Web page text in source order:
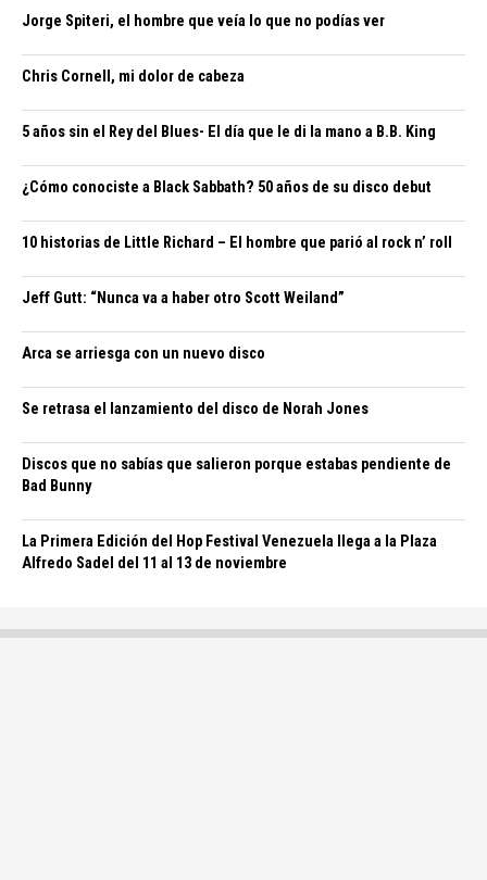
Jorge Spiteri, el hombre que veía lo que no podías ver
Chris Cornell, mi dolor de cabeza
5 años sin el Rey del Blues- El día que le di la mano a B.B. King
¿Cómo conociste a Black Sabbath? 50 años de su disco debut
10 historias de Little Richard – El hombre que parió al rock n’ roll
Jeff Gutt: “Nunca va a haber otro Scott Weiland”
Arca se arriesga con un nuevo disco
Se retrasa el lanzamiento del disco de Norah Jones
Discos que no sabías que salieron porque estabas pendiente de
Bad Bunny
La Primera Edición del Hop Festival Venezuela llega a la Plaza
Alfredo Sadel del 11 al 13 de noviembre